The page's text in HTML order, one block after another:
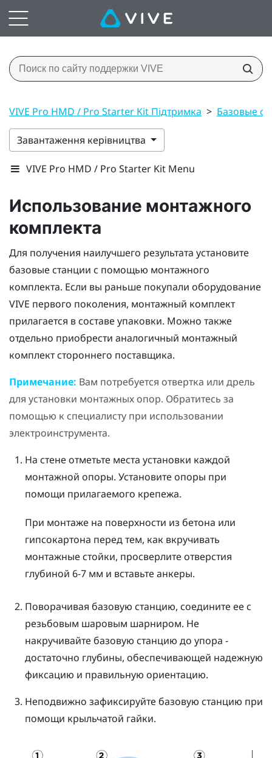
VIVE Pro HMD / Pro Starter Kit Підтримка > Базовые
Завантаження керівництва
VIVE Pro HMD / Pro Starter Kit Menu
Использование монтажного
комплекта
Для получения наилучшего результата установите
базовые станции с помощью монтажного
комплекта. Если вы раньше покупали оборудование
VIVE первого поколения, монтажный комплект
прилагается в составе упаковки. Можно также
отдельно приобрести аналогичный монтажный
комплект стороннего поставщика.
Примечание: Вам потребуется отвертка или дрель
для установки монтажных опор. Обратитесь за
помощью к специалисту при использовании
электроинструмента.
На стене отметьте места установки каждой
монтажной опоры. Установите опоры при
помощи прилагаемого крепежа.
При монтаже на поверхности из бетона или
гипсокартона перед тем, как вкручивать
монтажные стойки, просверлите отверстия
глубиной 6-7 мм и вставьте анкеры.
Поворачивая базовую станцию, соедините ее с
резьбовым шаровым шарниром. Не
накручивайте базовую станцию до упора -
достаточно глубины, обеспечивающей надежную
фиксацию и правильную ориентацию.
Неподвижно зафиксируйте базовую станцию при
помощи крыльчатой гайки.